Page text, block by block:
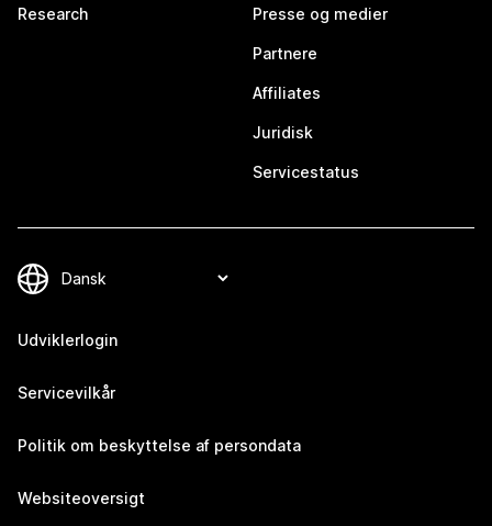
Research Presse og medier
Partnere
Affiliates
Juridisk
Servicestatus
Udviklerlogin
Servicevilkår
Politik om beskyttelse af persondata
Websiteoversigt